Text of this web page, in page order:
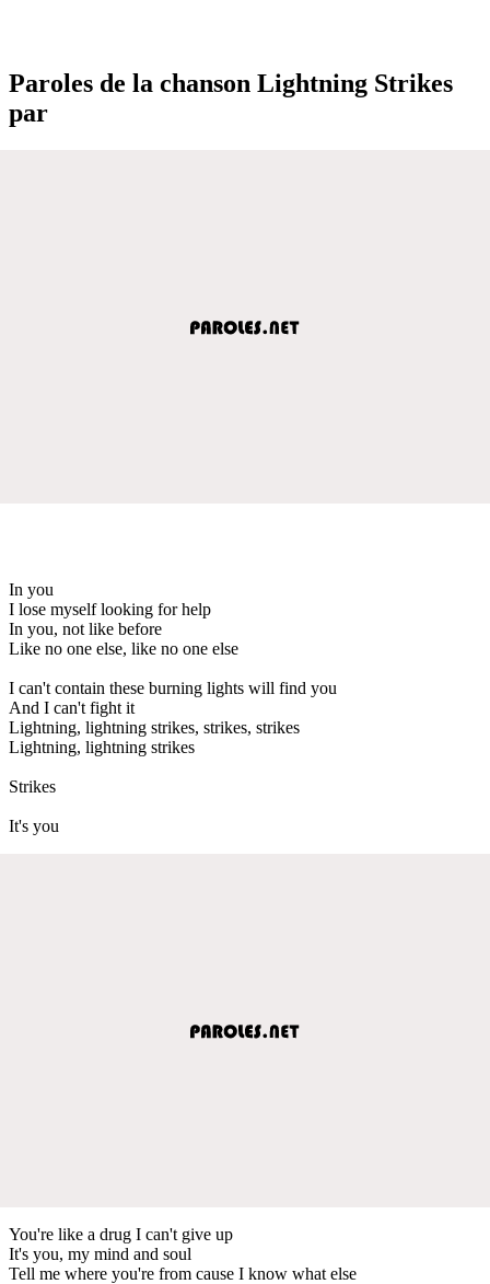
Paroles de la chanson Lightning Strikes
par
In you
I lose myself looking for help
In you, not like before
Like no one else, like no one else
I can't contain these burning lights will find you
And I can't fight it
Lightning, lightning strikes, strikes, strikes
Lightning, lightning strikes
Strikes
It's you
You're like a drug I can't give up
It's you, my mind and soul
Tell me where you're from cause I know what else